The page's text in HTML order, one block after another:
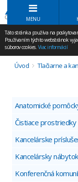
MENU
Táto stránka používa na
Používaním týchto webstránok
súborov cookies. Viac informácií
Úvod Tlačiarne a
Anatomické
Čistiace prostriedky
Kancelárske
Kancelársky nábytok
Konferenčná